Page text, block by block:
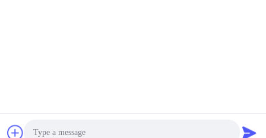
ANHUI CRYSTRO CRYSTAL MATERIALS Co., Ltd. . 複製権所